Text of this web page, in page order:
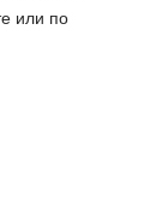
или по